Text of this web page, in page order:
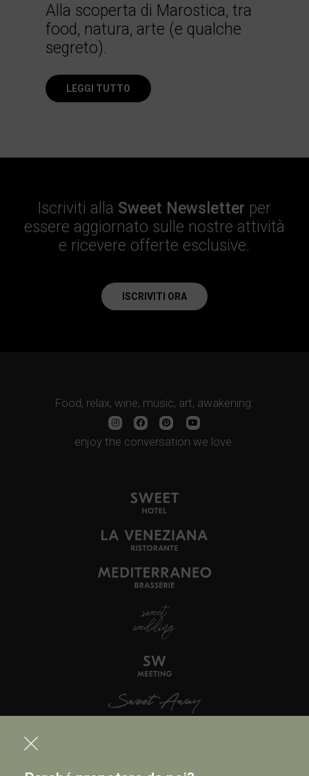
Alla scoperta di Marostica, tra
food, natura, arte (e qualche
segreto).
LEGGI TUTTO
Iscriviti alla Sweet Newsletter per
essere aggiornato sulle nostre attività
e ricevere offerte esclusive.
ISCRIVITI ORA
Food, relax, wine, music, art, awakening:
enjoy the conversation we love.